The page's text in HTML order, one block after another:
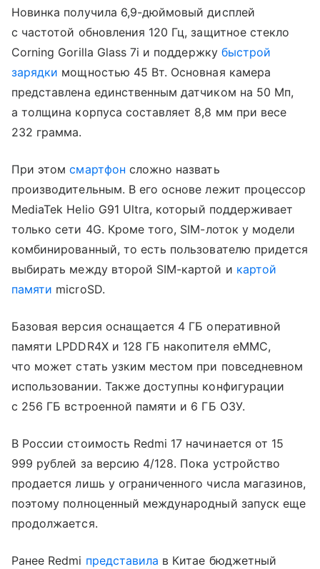
Новинка получила 6,9-дюймовый дисплей
с частотой обновления 120 Гц, защитное стекло
Corning Gorilla Glass 7i и поддержку быстрой
зарядки мощностью 45 Вт. Основная камера
представлена единственным датчиком на 50 Мп,
а толщина корпуса составляет 8,8 мм при весе
232 грамма.
При этомсмартфон сложно назвать
производительным. В его основе лежит процессор
MediaTek Helio G91 Ultra, который поддерживает
только сети 4G. Кроме того, SIM-лоток у модели
комбинированный, то есть пользователю придется
выбирать между второй SIM-картой и картой
памяти microSD.
Базовая версия оснащается 4 ГБ оперативной
памяти LPDDR4X и 128 ГБ накопителя eMMC,
что может стать узким местом при повседневном
использовании. Также доступны конфигурации
с 256 ГБ встроенной памяти и 6 ГБ ОЗУ.
В России стоимость Redmi 17 начинается от 15
999 рублей за версию 4/128. Пока устройство
продается лишь у ограниченного числа магазинов,
поэтому полноценный международный запуск еще
продолжается.
Ранее Redmi представила в Китае бюджетный